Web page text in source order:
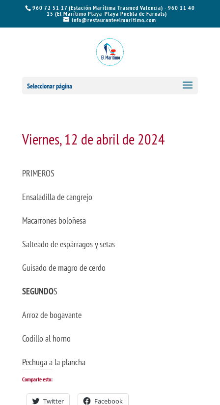
960 72 51 17 (Estación Marítima Trasmed Valencia) - 960 11 40
15 (El Marítimo Playa-Playa Puebla de Farnals)
info@restauranteelmaritimo.com
Seleccionar página
Viernes, 12 de abril de 2024
PRIMEROS
Ensaladilla de cangrejo
Macarrones boloñesa
Salteado de espárragos y setas
Guisado de magro de cerdo
SEGUNDOS
Arroz de bogavante
Codillo al horno
Pechuga a la plancha
Comparte esto:
Twitter Facebook